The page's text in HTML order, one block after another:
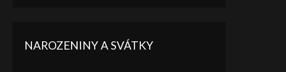
NAROZENINY A SVÁTKY